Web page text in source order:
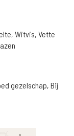
Witvis, Vette
gezelschap, Bij